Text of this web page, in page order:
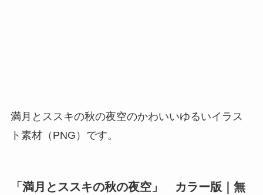
満月とススキの秋の夜空のかわいいゆるいイラス
ト素材（PNG）です。
「満月とススキの秋の夜空」 カラー版｜無